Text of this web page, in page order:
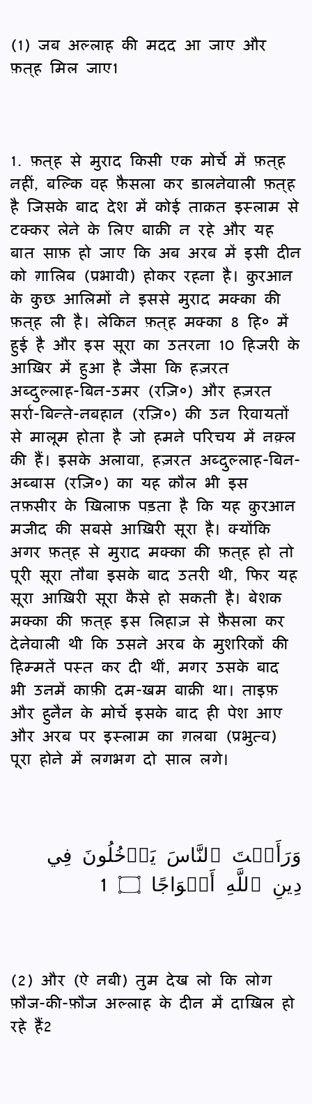
(1) जब अल्लाह की मदद आ जाए और
फ़त्‌ह मिल जाए1
1. फ़त्‌ह से मुराद किसी एक मोर्चे में फ़त्‌ह
नहीं, बल्कि वह फ़ैसला कर डालनेवाली फ़त्‌ह
है जिसके बाद देश में कोई ताक़त इस्लाम से
टक्कर लेने के लिए बाक़ी न रहे और यह
बात साफ़ हो जाए कि अब अरब में इसी दीन
को ग़ालिब (प्रभावी) होकर रहना है। क़ुरआन
के कुछ आलिमों ने इससे मुराद मक्का की
फ़त्‌ह ली है। लेकिन फ़त्‌ह मक्का 8 हि० में
हुई है और इस सूरा का उतरना 10 हिजरी के
आख़िर में हुआ है जैसा कि हज़रत
अब्दुल्लाह-बिन-उमर (रज़ि०) और हज़रत
सर्रा-बिन्ते-नबहान (रज़ि०) की उन रिवायतों
से मालूम होता है जो हमने परिचय में नक़्ल
की हैं। इसके अलावा, हज़रत अब्दुल्लाह-बिन-
अब्बास (रज़ि०) का यह क़ौल भी इस
तफ़सीर के ख़िलाफ़ पड़ता है कि यह क़ुरआन
मजीद की सबसे आख़िरी सूरा है। क्योंकि
अगर फ़त्‌ह से मुराद मक्का की फ़त्‌ह हो तो
पूरी सूरा तौबा इसके बाद उतरी थी, फिर यह
सूरा आख़िरी सूरा कैसे हो सकती है। बेशक
मक्का की फ़त्‌ह इस लिहाज़ से फ़ैसला कर
देनेवाली थी कि उसने अरब के मुशरिकों की
हिम्मतें पस्त कर दी थीं, मगर उसके बाद
भी उनमें काफ़ी दम-ख़म बाक़ी था। ताइफ़
और हुनैन के मोर्चे इसके बाद ही पेश आए
और अरब पर इस्लाम का ग़लबा (प्रभुत्व)
पूरा होने में लगभग दो साल लगे।
وَرَأَيۡتَ ٱلنَّاسَ يَدۡخُلُونَ فِي
دِينِ ٱللَّهِ أَفۡوَاجًا ۝ 1
(2) और (ऐ नबी) तुम देख लो कि लोग
फ़ौज-की-फ़ौज अल्लाह के दीन में दाख़िल हो
रहे हैं2